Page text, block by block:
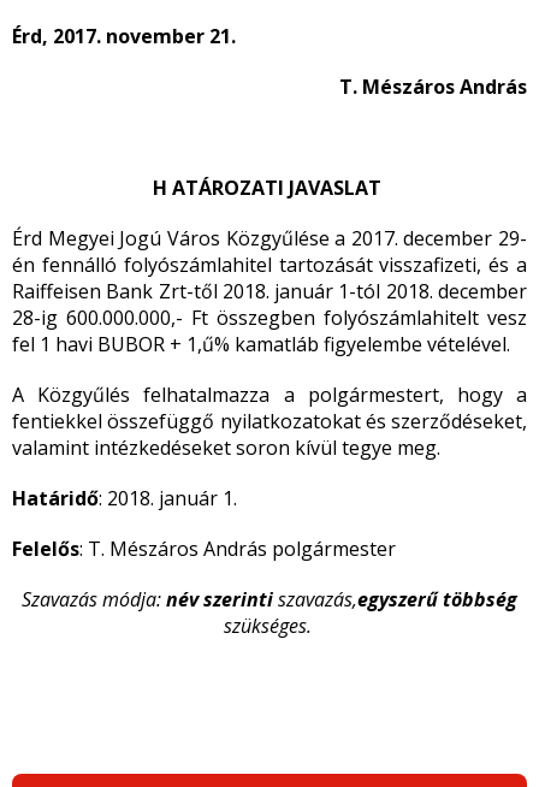
Érd, 2017. november 21.
T. Mészáros András
H ATÁROZATI JAVASLAT
Érd Megyei Jogú Város Közgyűlése a 2017. december 29-
én fennálló folyószámlahitel tartozását visszafizeti, és a
Raiffeisen Bank Zrt-től 2018. január 1-tól 2018. december
28-ig 600.000.000,- Ft összegben folyószámlahitelt vesz
fel 1 havi BUBOR + 1,ű% kamatláb figyelembe vételével.
A Közgyűlés felhatalmazza a polgármestert, hogy a
fentiekkel összefüggő nyilatkozatokat és szerződéseket,
valamint intézkedéseket soron kívül tegye meg.
Határidő: 2018. január 1.
Felelős: T. Mészáros András polgármester
Szavazás módja:név szerintiszavazás,egyszerű többség
szükséges.